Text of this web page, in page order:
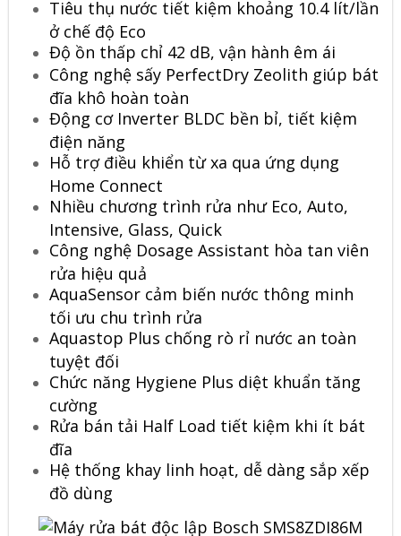
Tiêu thụ nước tiết kiệm khoảng 10.4 lít/lần
ở chế độ Eco
Độ ồn thấp chỉ 42 dB, vận hành êm ái
Công nghệ sấy PerfectDry Zeolith giúp bát
đĩa khô hoàn toàn
Động cơ Inverter BLDC bền bỉ, tiết kiệm
điện năng
Hỗ trợ điều khiển từ xa qua ứng dụng
Home Connect
Nhiều chương trình rửa như Eco, Auto,
Intensive, Glass, Quick
Công nghệ Dosage Assistant hòa tan viên
rửa hiệu quả
AquaSensor cảm biến nước thông minh
tối ưu chu trình rửa
Aquastop Plus chống rò rỉ nước an toàn
tuyệt đối
Chức năng Hygiene Plus diệt khuẩn tăng
cường
Rửa bán tải Half Load tiết kiệm khi ít bát
đĩa
Hệ thống khay linh hoạt, dễ dàng sắp xếp
đồ dùng